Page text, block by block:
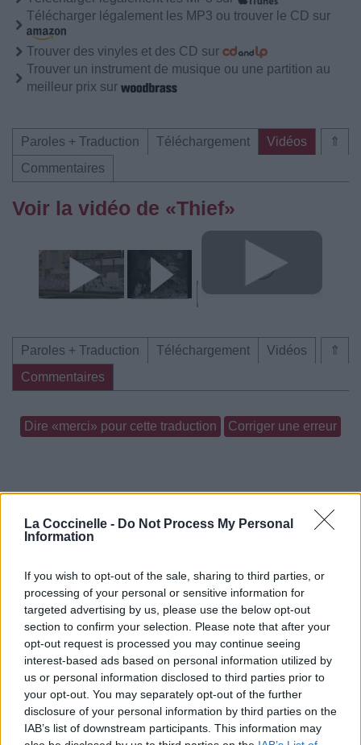
La Coccinelle - Do Not Process My Personal
Information
If you wish to opt-out of the sale, sharing to third parties, or
processing of your personal or sensitive information for
targeted advertising by us, please use the below opt-out
section to confirm your selection. Please note that after your
opt-out request is processed you may continue seeing
interest-based ads based on personal information utilized by
us or personal information disclosed to third parties prior to
your opt-out. You may separately opt-out of the further
disclosure of your personal information by third parties on the
IAB’s list of downstream participants. This information may
Télécharger légalement les MP3 ou trouver le CD sur
Trouver des vinyles et des CD sur
Trouver un instrument de musique ou une partition au
meilleur prix sur
⇑
Paroles + Traduction Téléchargement
Vidéos
Commentaires
Voir la vidéo de «Thief»
⇑
Paroles + Traduction Téléchargement
Vidéos
Commentaires
Dire «merci» pour cette traduction Corriger une erreur